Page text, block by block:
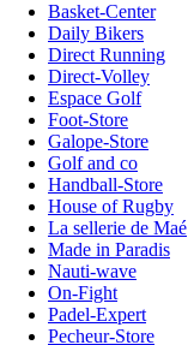
Basket-Center
Daily Bikers
Direct Running
Direct-Volley
Espace Golf
Foot-Store
Galope-Store
Golf and co
Handball-Store
House of Rugby
La sellerie de Maé
Made in Paradis
Nauti-wave
On-Fight
Padel-Expert
Pecheur-Store